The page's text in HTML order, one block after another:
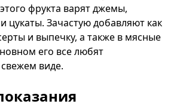
фрукта варят джемы,
цукаты. Зачастую добавляют как
и выпечку, а также в мясные
его все любят
виде.